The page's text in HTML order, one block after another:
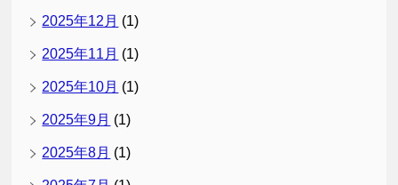
2025年12月 (1)
2025年11月 (1)
2025年10月 (1)
2025年9月 (1)
2025年8月 (1)